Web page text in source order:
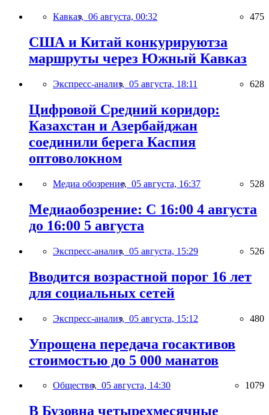
Кавказ, 06 августа, 00:32 475
США и Китай конкурируютза
маршруты через Южный Кавказ
Экспресс-анализ, 05 августа, 18:11 628
Цифровой Средний коридор:
Казахстан и Азербайджан
соединили берега Каспия
оптоволокном
Медиа обозрение, 05 августа, 16:37 528
Медиаобозрение: С 16:00 4 августа
до 16:00 5 августа
Экспресс-анализ, 05 августа, 15:29 526
Вводится возрастной порог 16 лет
для социальных сетей
Экспресс-анализ, 05 августа, 15:12 480
Упрощена передача госактивов
стоимостью до 5 000 манатов
Общество, 05 августа, 14:30 1079
В Бузовна четырехмесячные